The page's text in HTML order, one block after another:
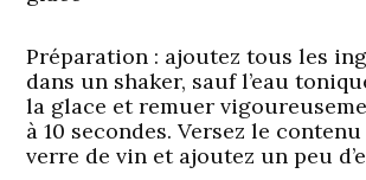
Préparation : ajoutez tous les
dans un shaker, sauf l’eau
la glace et remuer
à 10 secondes. Versez le
verre de vin et ajoutez un peu